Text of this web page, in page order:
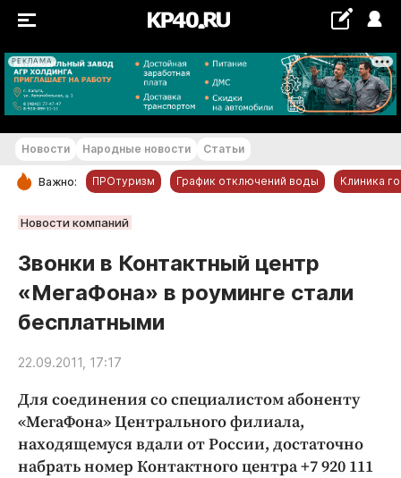
РЕКЛАМА
+27...+28 °С
РУБРИКИ
Статьи
Народные новости
Авто и транспорт
Криминал
Культура
Недвижимость и ЖКХ
Новости Народные новости Статьи
Важно: ПРОтуризм График отключений воды Клиника
Новости компаний
Звонки в Контактный центр
«МегаФона» в роуминге стали
бесплатными
22.09.2011, 17:17
Для соединения со специалистом абоненту
«МегаФона» Центрального филиала,
находящемуся вдали от России, достаточно
набрать номер Контактного центра +7 920 111